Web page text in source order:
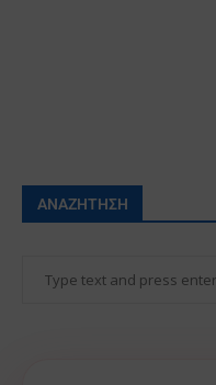
ΑΝΑΖΉΤΗΣΗ